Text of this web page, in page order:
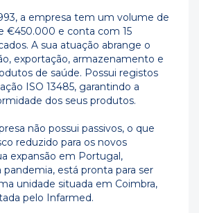
a empresa tem um volume de
€450.000 e conta com 15
A sua atuação abrange o
exportação, armazenamento e
de saúde. Possui registos
ISO 13485, garantindo a
dos seus produtos.
não possui passivos, o que
reduzido para os novos
expansão em Portugal,
está pronta para ser
unidade situada em Coimbra,
pelo Infarmed.